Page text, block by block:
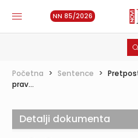
NN 85/2026
Početna > Sentence >
prav...
Detalji dokumenta